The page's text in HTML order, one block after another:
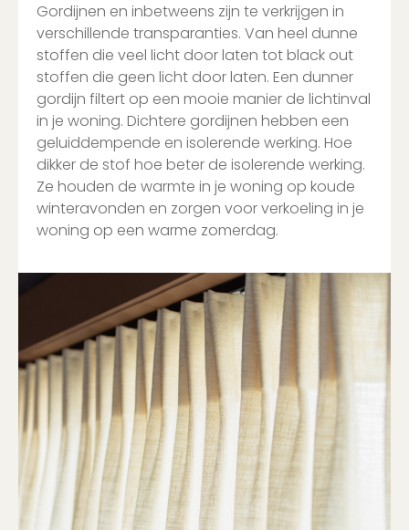
Gordijnen en inbetweens zijn te verkrijgen in
verschillende transparanties. Van heel dunne
stoffen die veel licht door laten tot black out
stoffen die geen licht door laten. Een dunner
gordijn filtert op een mooie manier de lichtinval
in je woning. Dichtere gordijnen hebben een
geluiddempende en isolerende werking. Hoe
dikker de stof hoe beter de isolerende werking.
Ze houden de warmte in je woning op koude
winteravonden en zorgen voor verkoeling in je
woning op een warme zomerdag.